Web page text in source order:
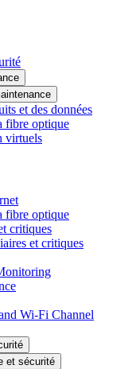
et des données
fibre optique
virtuels
fibre optique
critiques
et critiques
Wi-Fi Channel
et sécurité